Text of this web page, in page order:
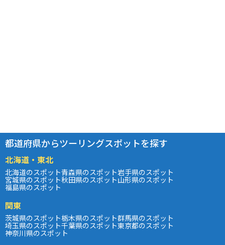
都道府県からツーリングスポットを探す
北海道・東北
北海道のスポット青森県のスポット岩手県のスポット
宮城県のスポット秋田県のスポット山形県のスポット
福島県のスポット
関東
茨城県のスポット栃木県のスポット群馬県のスポット
埼玉県のスポット千葉県のスポット東京都のスポット
神奈川県のスポット